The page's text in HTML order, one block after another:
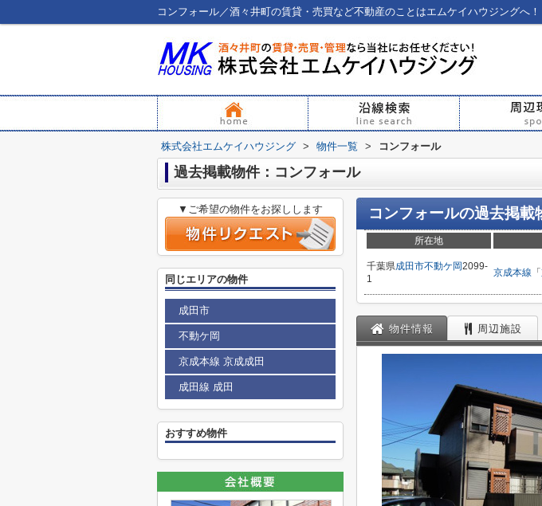
コンフォール／酒々井町の賃貸・売買など不動産のことはエムケイハウジングへ！
株式会社エムケイハウジング > 物件一覧 > コンフォール
過去掲載物件：コンフォール
コンフォールの過去掲載
所在地
千葉県成田市不動ケ岡2099-
1
京成本線 「
物件情報 周辺施設
▼ご希望の物件をお探しします
同じエリアの物件
成田市
不動ケ岡
京成本線 京成成田
成田線 成田
おすすめ物件